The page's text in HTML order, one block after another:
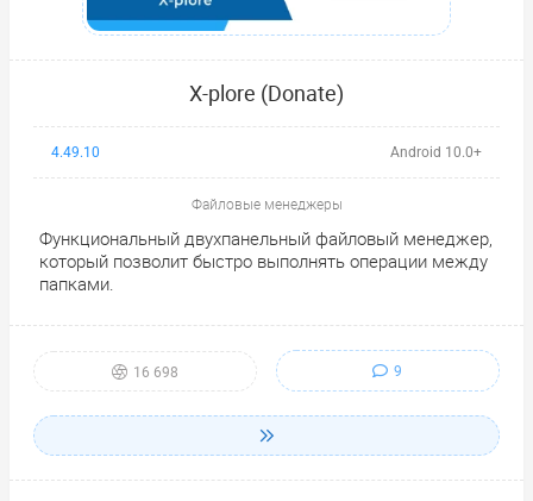
X-plore (Donate)
4.49.10 Android 10.0+
Файловые менеджеры
Функциональный двухпанельный файловый менеджер,
который позволит быстро выполнять операции между
папками.
16 698 9